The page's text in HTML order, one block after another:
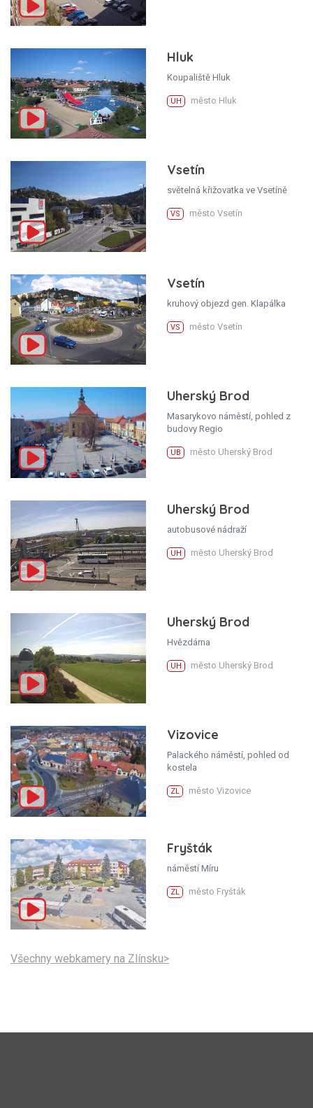
Hluk
Koupaliště Hluk
UH město Hluk
Vsetín
světelná křižovatka ve Vsetíně
VS město Vsetín
Vsetín
kruhový objezd gen. Klapálka
VS město Vsetín
Uherský Brod
Masarykovo náměstí, pohled z
budovy Regio
UB město Uherský Brod
Uherský Brod
autobusové nádraží
UH město Uherský Brod
Uherský Brod
Hvězdárna
UH město Uherský Brod
Vizovice
Palackého náměstí, pohled od
kostela
ZL město Vizovice
Fryšták
náměstí Míru
ZL město Fryšták
Všechny webkamery na Zlínsku>